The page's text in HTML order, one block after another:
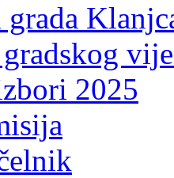
grada
2025